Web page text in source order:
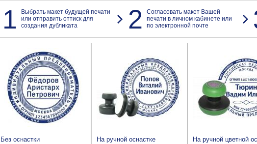
1
Выбрать макет будущей печати
или отправить оттиск для
создания дубликата
2
Согласовать макет Вашей
печати в личном кабинете или
по электронной почте
Без оснастки
На ручной оснастке
На ручной цветной